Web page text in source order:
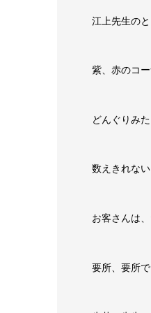
江上先生のと
紫、赤のコ
どんぐりみ
数えきれな
お客さんは
要所、要所